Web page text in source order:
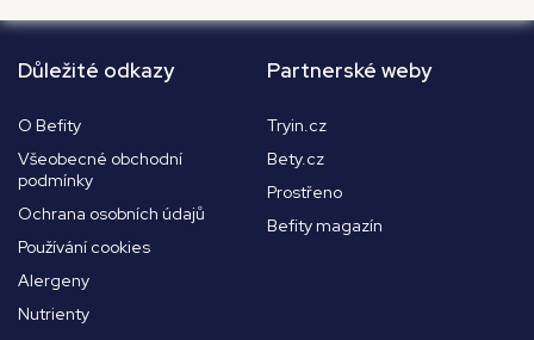
Důležité odkazy
O Befity
Všeobecné obchodní
podmínky
Ochrana osobních údajů
Používání cookies
Alergeny
Nutrienty
Partnerské weby
Tryin.cz
Bety.cz
Prostřeno
Befity magazín